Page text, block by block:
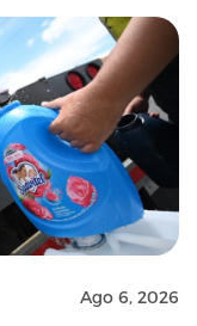
Ago 6, 2026